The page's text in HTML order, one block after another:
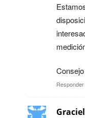
Responder